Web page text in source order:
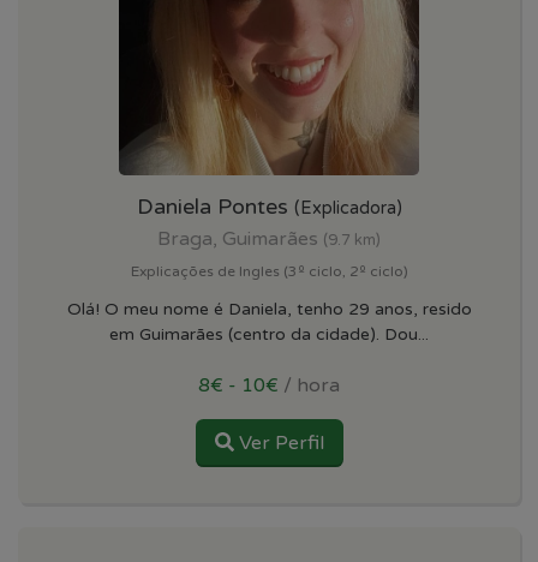
Daniela Pontes (Explicadora)
Braga, Guimarães (9.7 km)
Explicações de Ingles (3º ciclo, 2º ciclo)
Olá! O meu nome é Daniela, tenho 29 anos, resido
em Guimarães (centro da cidade). Dou...
8€ - 10€ / hora
Ver Perfil